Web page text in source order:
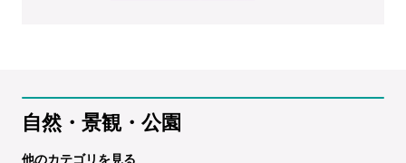
自然・景観・公園
他のカテゴリを見る